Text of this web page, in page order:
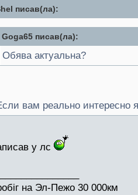
писав(ла):
Goga65 писав(ла):
Обява актуальна?
вам реально интересно
у лс
на Эл-Пежо 30 000км